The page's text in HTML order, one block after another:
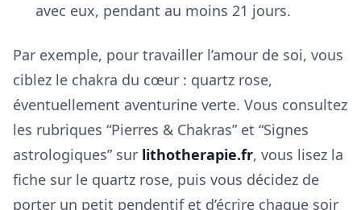
avec eux, pendant au moins 21 jours.
Par exemple, pour travailler l’amour de soi, vous
ciblez le chakra du cœur : quartz rose,
éventuellement aventurine verte. Vous consultez
les rubriques “Pierres & Chakras” et “Signes
astrologiques” sur lithotherapie.fr, vous lisez la
fiche sur le quartz rose, puis vous décidez de
porter un petit pendentif et d’écrire chaque soir